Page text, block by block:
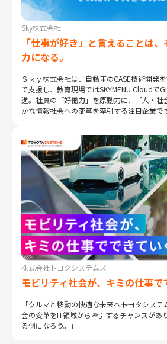
Sky株式会社
「仕事が好き」と言えることは
力になる。
Ｓｋｙ株式会社は、自動車のCASE技術開発
で支援し、教育現場ではSKYMENU Cloudで
進。社員の「好働力」を原動力に、「人・社
かな情報社会への変革を牽引する注目企業で
株式会社トヨタシステムズ
モビリティ社会が、キミの仕事で
「クルマと移動の快適な未来へ――トヨタシス
会の変革をIT領域から牽引するチャンスがあ
る側になろう。」